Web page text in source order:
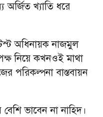
খ্যাতি ধরে
অধিনায়ক নাজমুল
নিয়ে কখনওই মাথা
পরিকল্পনা বাস্তবায়ন
বেশি ভাবেন না নাহিদ।